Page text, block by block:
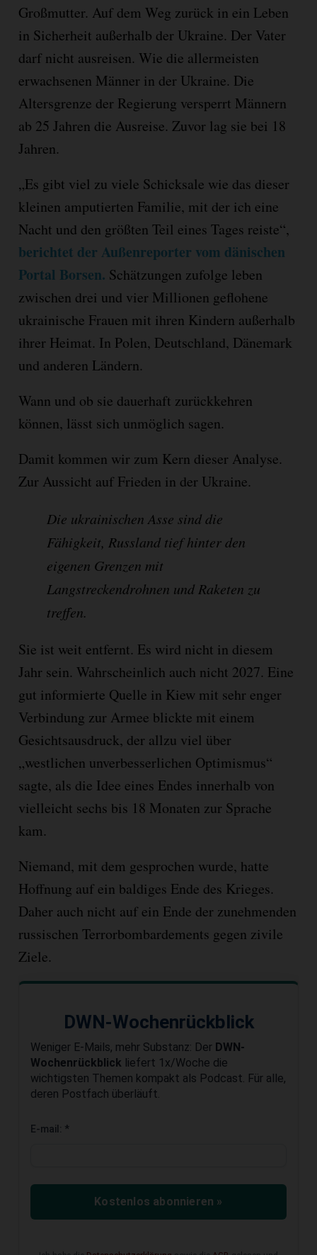
Großmutter. Auf dem Weg zurück in ein Leben
in Sicherheit außerhalb der Ukraine. Der Vater
darf nicht ausreisen. Wie die allermeisten
erwachsenen Männer in der Ukraine. Die
Altersgrenze der Regierung versperrt Männern
ab 25 Jahren die Ausreise. Zuvor lag sie bei 18
Jahren.
„Es gibt viel zu viele Schicksale wie das dieser
kleinen amputierten Familie, mit der ich eine
Nacht und den größten Teil eines Tages reiste“,
berichtet der Außenreporter vom dänischen
Portal Borsen. Schätzungen zufolge leben
zwischen drei und vier Millionen geflohene
ukrainische Frauen mit ihren Kindern außerhalb
ihrer Heimat. In Polen, Deutschland, Dänemark
und anderen Ländern.
Wann und ob sie dauerhaft zurückkehren
können, lässt sich unmöglich sagen.
Damit kommen wir zum Kern dieser Analyse.
Zur Aussicht auf Frieden in der Ukraine.
Die ukrainischen Asse sind die
Fähigkeit, Russland tief hinter den
eigenen Grenzen mit
Langstreckendrohnen und Raketen zu
treffen.
Sie ist weit entfernt. Es wird nicht in diesem
Jahr sein. Wahrscheinlich auch nicht 2027. Eine
gut informierte Quelle in Kiew mit sehr enger
Verbindung zur Armee blickte mit einem
Gesichtsausdruck, der allzu viel über
„westlichen unverbesserlichen Optimismus“
sagte, als die Idee eines Endes innerhalb von
vielleicht sechs bis 18 Monaten zur Sprache
kam.
Niemand, mit dem gesprochen wurde, hatte
Hoffnung auf ein baldiges Ende des Krieges.
Daher auch nicht auf ein Ende der zunehmenden
russischen Terrorbombardements gegen zivile
Ziele.
DWN-Wochenrückblick
Weniger E-Mails, mehr Substanz: Der DWN-
Wochenrückblick liefert 1x/Woche die
wichtigsten Themen kompakt als Podcast. Für alle,
deren Postfach überläuft.
E-mail: *
Kostenlos abonnieren »